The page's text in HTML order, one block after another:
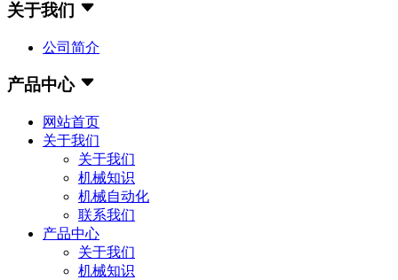
关于我们
公司简介
产品中心
网站首页
关于我们
关于我们
机械知识
机械自动化
联系我们
产品中心
关于我们
机械知识